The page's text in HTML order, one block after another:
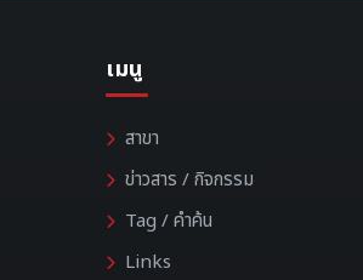
เมนู
สาขา
ข่าวสาร / กิจกรรม
Tag / คำค้น
Links